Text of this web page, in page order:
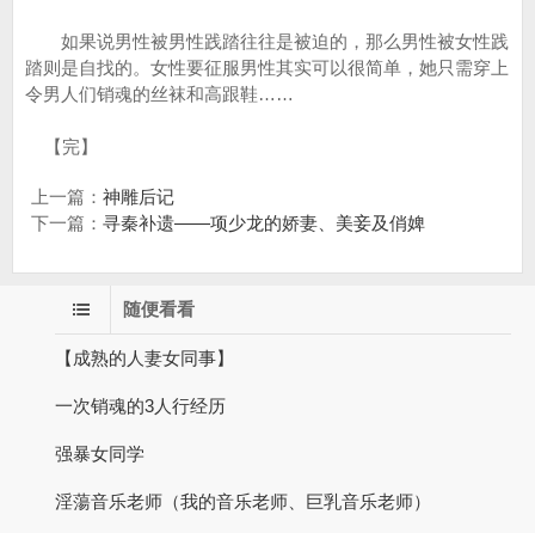
如果说男性被男性践踏往往是被迫的，那么男性被女性践
踏则是自找的。女性要征服男性其实可以很简单，她只需穿上
令男人们销魂的丝袜和高跟鞋……
【完】
上一篇： 神雕后记
下一篇： 寻秦补遗——项少龙的娇妻、美妾及俏婢
随便看看
【成熟的人妻女同事】
一次销魂的3人行经历
强暴女同学
淫蕩音乐老师（我的音乐老师、巨乳音乐老师）